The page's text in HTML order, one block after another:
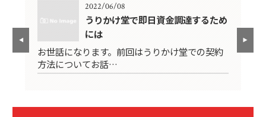
2022/06/08
うりかけ堂で即日資金調達するため
には
お世話になります。前回はうりかけ堂での契約
方法についてお話…